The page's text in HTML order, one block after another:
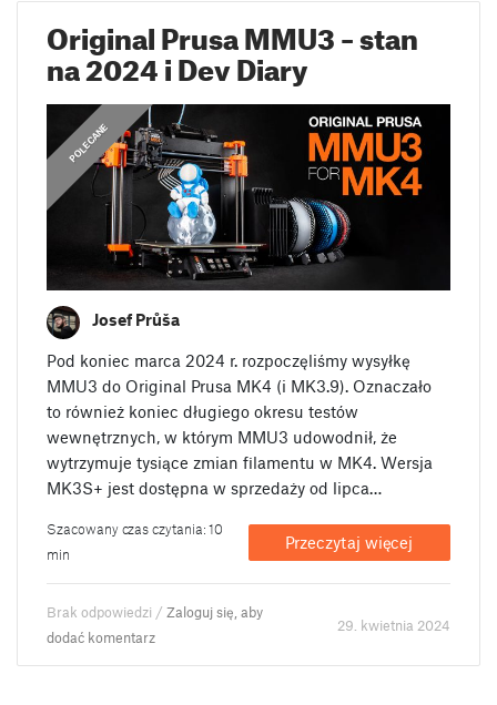
Original Prusa MMU3 – stan
na 2024 i Dev Diary
DEV DIARIES
POLECANE
Josef Průša
Pod koniec marca 2024 r. rozpoczęliśmy wysyłkę
MMU3 do Original Prusa MK4 (i MK3.9). Oznaczało
to również koniec długiego okresu testów
wewnętrznych, w którym MMU3 udowodnił, że
wytrzymuje tysiące zmian filamentu w MK4. Wersja
MK3S+ jest dostępna w sprzedaży od lipca…
Szacowany czas czytania: 10
min
Przeczytaj więcej
Brak odpowiedzi /Zaloguj się, aby
dodać komentarz
29. kwietnia 2024